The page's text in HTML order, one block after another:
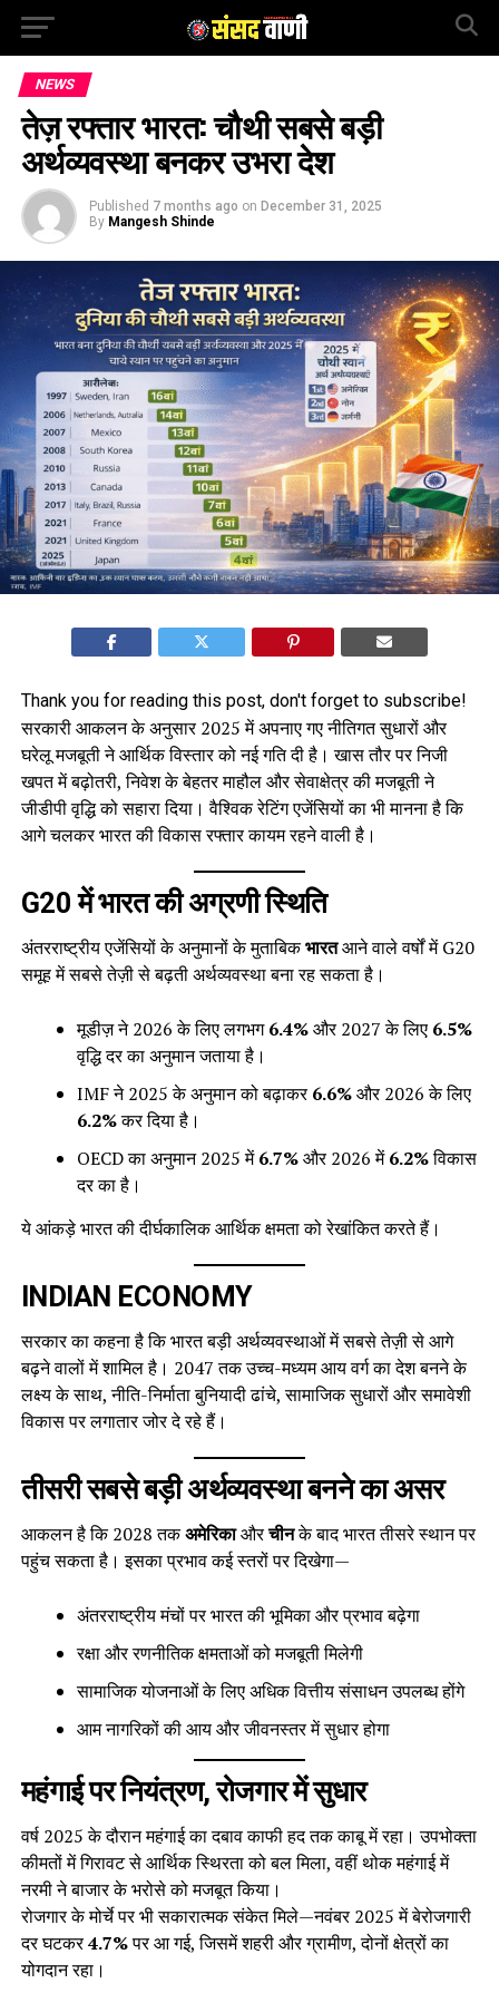
NEWS
तेज़ रफ्तार भारत: चौथी सबसे बड़ी
अर्थव्यवस्था बनकर उभरा देश
Published 7 months ago on December 31, 2025
By Mangesh Shinde
Thank you for reading this post, don't forget to subscribe!
सरकारी आकलन के अनुसार 2025 में अपनाए गए नीतिगत सुधारों और
घरेलू मजबूती ने आर्थिक विस्तार को नई गति दी है। खास तौर पर निजी
खपत में बढ़ोतरी, निवेश के बेहतर माहौल और सेवाक्षेत्र की मजबूती ने
जीडीपी वृद्धि को सहारा दिया। वैश्विक रेटिंग एजेंसियों का भी मानना है कि
आगे चलकर भारत की विकास रफ्तार कायम रहने वाली है।
G20 में भारत की अग्रणी स्थिति
अंतरराष्ट्रीय एजेंसियों के अनुमानों के मुताबिकभारतआने वाले वर्षों में G20
समूह में सबसे तेज़ी से बढ़ती अर्थव्यवस्था बना रह सकता है।
मूडीज़ ने 2026 के लिए लगभग6.4%और 2027 के लिए 6.5%
वृद्धि दर का अनुमान जताया है।
IMF ने 2025 के अनुमान को बढ़ाकर6.6%और 2026 के लिए
6.2%कर दिया है।
OECD का अनुमान 2025 में6.7%और 2026 में6.2%विकास
दर का है।
ये आंकड़े भारत की दीर्घकालिक आर्थिक क्षमता को रेखांकित करते हैं।
INDIAN ECONOMY
सरकार का कहना है कि भारत बड़ी अर्थव्यवस्थाओं में सबसे तेज़ी से आगे
बढ़ने वालों में शामिल है। 2047 तक उच्च-मध्यम आय वर्ग का देश बनने के
लक्ष्य के साथ, नीति-निर्माता बुनियादी ढांचे, सामाजिक सुधारों और समावेशी
विकास पर लगातार जोर दे रहे हैं।
तीसरी सबसे बड़ी अर्थव्यवस्था बनने का असर
आकलन है कि 2028 तकअमेरिकाऔरचीनके बाद भारत तीसरे स्थान पर
पहुंच सकता है। इसका प्रभाव कई स्तरों पर दिखेगा—
अंतरराष्ट्रीय मंचों पर भारत की भूमिका और प्रभाव बढ़ेगा
रक्षा और रणनीतिक क्षमताओं को मजबूती मिलेगी
सामाजिक योजनाओं के लिए अधिक वित्तीय संसाधन उपलब्ध होंगे
आम नागरिकों की आय और जीवनस्तर में सुधार होगा
महंगाई पर नियंत्रण, रोजगार में सुधार
वर्ष 2025 के दौरान महंगाई का दबाव काफी हद तक काबू में रहा। उपभोक्ता
कीमतों में गिरावट से आर्थिक स्थिरता को बल मिला, वहीं थोक महंगाई में
नरमी ने बाजार के भरोसे को मजबूत किया।
रोजगार के मोर्चे पर भी सकारात्मक संकेत मिले—नवंबर 2025 में बेरोजगारी
दर घटकर4.7%पर आ गई, जिसमें शहरी और ग्रामीण, दोनों क्षेत्रों का
योगदान रहा।